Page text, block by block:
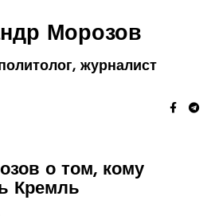
Морозов
журналист
о том, кому
Кремль